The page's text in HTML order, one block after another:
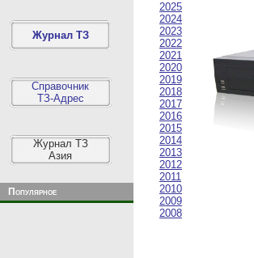
Журнал ТЗ
Справочник
ТЗ-Адрес
Журнал ТЗ
Азия
Популярное
2025
2024
2023
2022
2021
2020
2019
2018
2017
2016
2015
2014
2013
2012
2011
2010
2009
2008